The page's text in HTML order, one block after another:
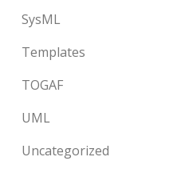
SysML
Templates
TOGAF
UML
Uncategorized